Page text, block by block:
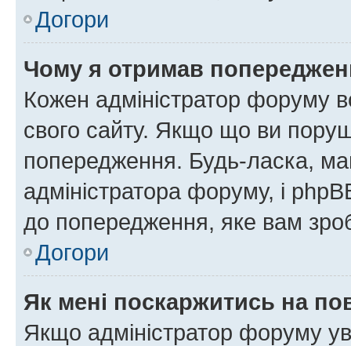
Догори
Чому я отримав
Кожен адміністратор форуму
свого сайту. Якщо що ви
попередження. Будь-ласка,
адміністратора форуму, і
до попередження, яке вам
Догори
Як мені поскаржитись на
Якщо адміністратор форуму